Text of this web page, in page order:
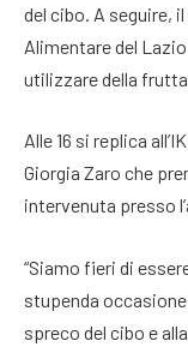
del cibo. A seguire,
Alimentare del
utilizzare della
Alle 16 si replica
Giorgia Zaro che
intervenuta presso
“Siamo fieri di
stupenda
spreco del cibo e